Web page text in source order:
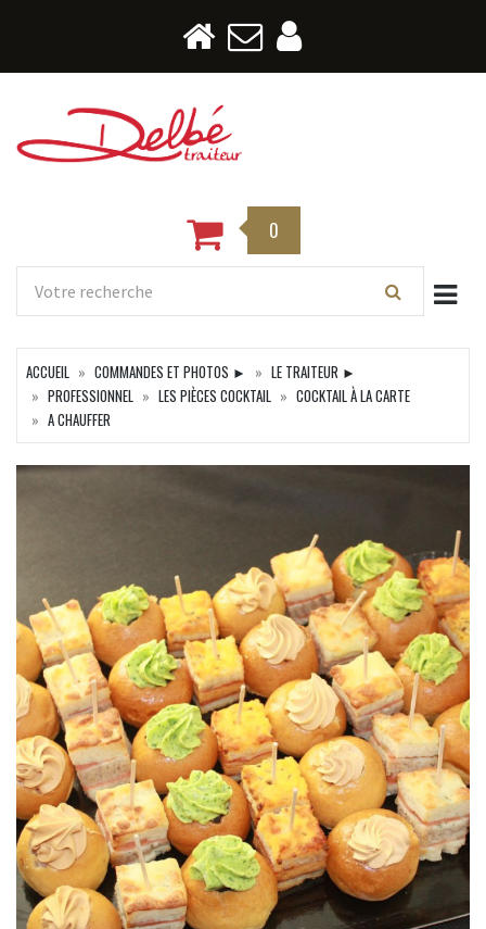
0
ACCUEIL COMMANDES ET PHOTOS ►
LE TRAITEUR ►
PROFESSIONNEL
LES PIÈCES COCKTAIL
COCKTAIL À LA CARTE
A CHAUFFER